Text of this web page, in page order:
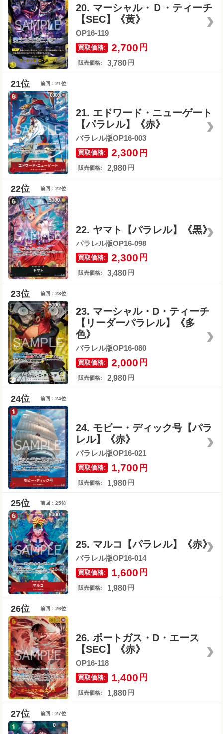
20. マーシャル・Ｄ・ティーチ
【SEC】《黄》
OP16-119
買取価格: 2,700 円
販売価格: 3,780 円
前回：21位
21. エドワード・ニューゲート
【パラレル】《赤》
パラレル版OP16-003
買取価格: 2,300 円
販売価格: 2,980 円
前回：22位
22. ヤマト【パラレル】《黒》
パラレル版OP16-098
買取価格: 2,300 円
販売価格: 3,480 円
前回：23位
23. マーシャル・D・ティーチ
【リーダーパラレル】《多
色》
パラレル版OP16-080
買取価格: 2,000 円
販売価格: 2,980 円
前回：24位
24. モビー・ディック号【パラ
レル】《赤》
パラレル版OP16-021
買取価格: 1,700 円
販売価格: 1,980 円
前回：25位
25. マルコ【パラレル】《赤》
パラレル版OP16-014
買取価格: 1,600 円
販売価格: 1,980 円
前回：26位
26. ポートガス・D・エース
【SEC】《赤》
OP16-118
買取価格: 1,400 円
販売価格: 1,880 円
前回：27位